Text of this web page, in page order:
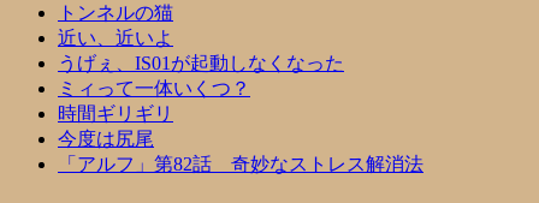
トンネルの猫
近い、近いよ
うげぇ、IS01が起動しなくなった
ミィって一体いくつ？
時間ギリギリ
今度は尻尾
「アルフ」第82話 奇妙なストレス解消法